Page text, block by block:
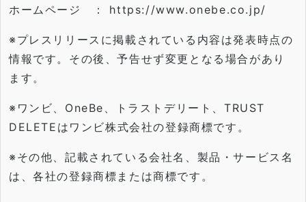
ホームページ ： https://www.onebe.co.jp/
※プレスリリースに掲載されている内容は発表時点の
情報です。 その後、予告せず変更となる場合があり
ます。
※ワンビ、OneBe、トラストデリート、TRUST
DELETEはワンビ株式会社の登録商標です。
※その他、記載されている会社名、製品・サービス名
は、各社の登録商標または商標です。